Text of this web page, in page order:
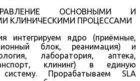
ОСНОВНЫМИ И
КЛИНИЧЕСКИМИ ПРОЦЕССАМИ
интегрируем ядро (приёмные,
блок, реанимация) и
лаборатория, аптека,
клининг) в единую
систему. Прорабатываем SLA